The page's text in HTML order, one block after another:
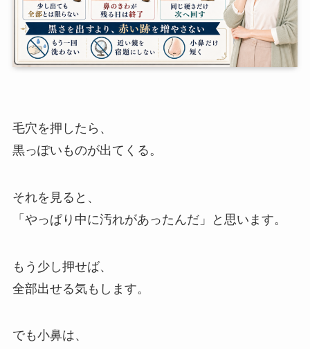
毛穴を押したら、
黒っぽいものが出てくる。
それを見ると、
「やっぱり中に汚れがあったんだ」と思います。
もう少し押せば、
全部出せる気もします。
でも小鼻は、